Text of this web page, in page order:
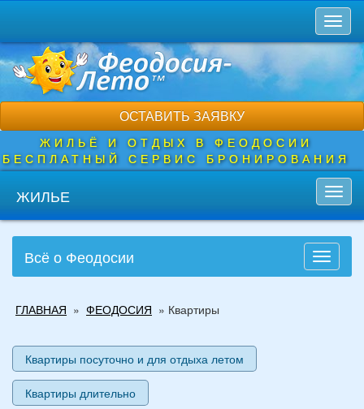
основному
содержанию
ОСТАВИТЬ ЗАЯВКУ
ЖИЛЬЁ И ОТДЫХ В ФЕОДОСИИ
БЕСПЛАТНЫЙ СЕРВИС БРОНИРОВАНИЯ
ЖИЛЬЕ
Toggle
Всё о Феодосии
здесь
ГЛАВНАЯ » ФЕОДОСИЯ » Квартиры
Квартиры посуточно и для отдыха летом
Квартиры длительно